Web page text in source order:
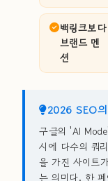
백링크보다
브랜드 멘
션
2026 SEO
구글의 'AI
시에 다수의 쿼
을 가진 사이트
는 의미다. 한